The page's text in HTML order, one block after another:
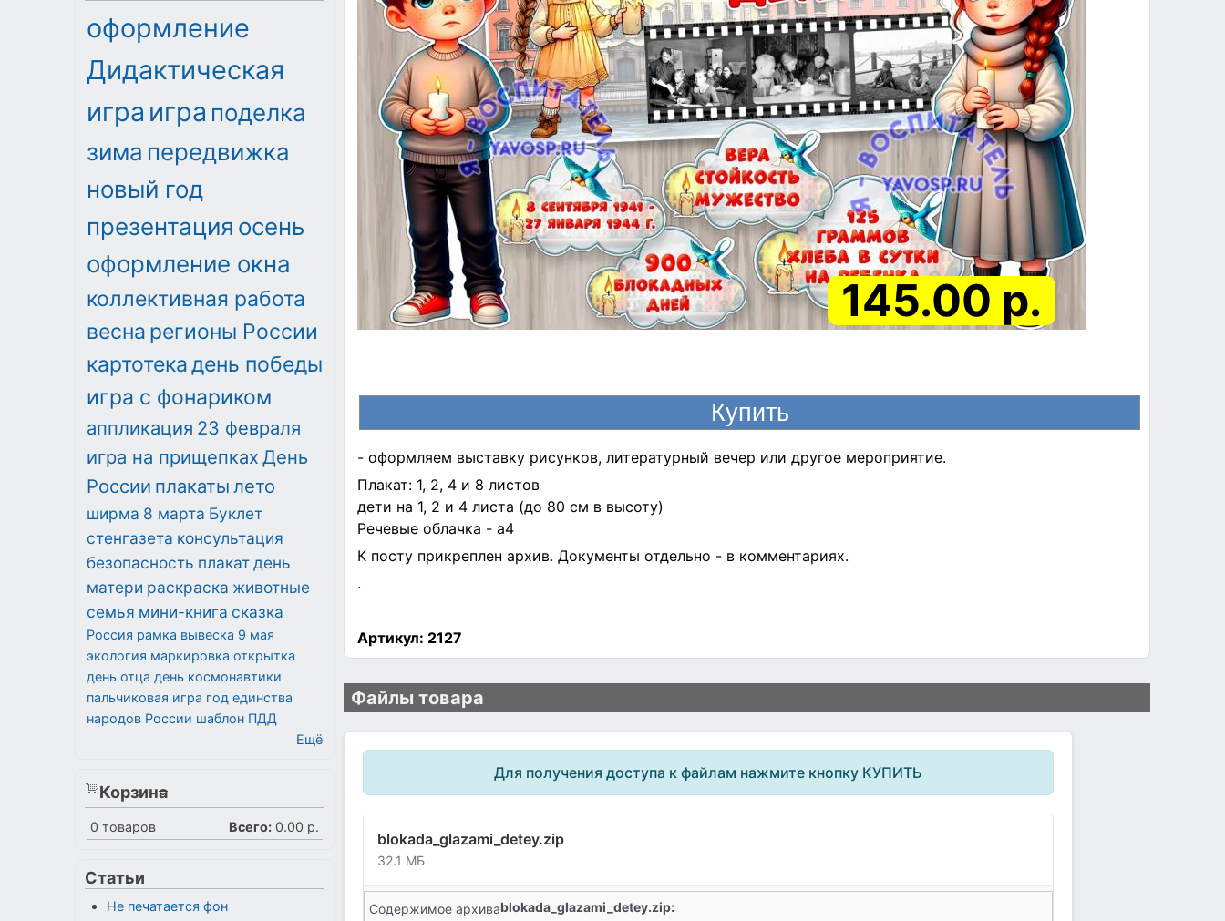
145.00 р.
- оформляем выставку рисунков, литературный вечер или другое мероприятие.
Плакат: 1, 2, 4 и 8 листов
дети на 1, 2 и 4 листа (до 80 см в высоту)
Речевые облачка - а4
К посту прикреплен архив. Документы отдельно - в комментариях.
.
Артикул: 2127
Файлы товара
Для получения доступа к файлам нажмите кнопку КУПИТЬ
blokada_glazami_detey.zip
32.1 МБ
Содержимое архиваblokada_glazami_detey.zip:
оформление
Дидактическая
игра игра поделка
зима передвижка
новый год
презентация осень
оформление окна
коллективная работа
весна регионы России
картотекадень победы
игра с фонариком
аппликация 23 февраля
игра на прищепках День
России плакаты лето
ширма 8 марта Буклет
стенгазета консультация
безопасность плакатдень
матери раскраска животные
семья мини-книга сказка
Россия рамка вывеска 9 мая
экология маркировка открытка
день отца день космонавтики
пальчиковая игра год единства
народов России шаблон ПДД
Ещё
Корзина
0 товаров Всего: 0.00 р.
Статьи
Не печатается фон